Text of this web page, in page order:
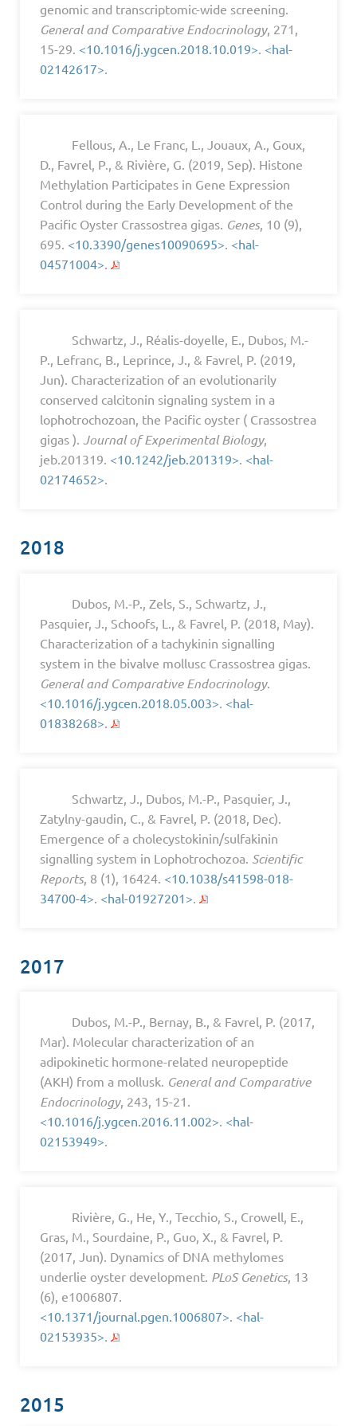
genomic and transcriptomic-wide screening.
General and Comparative Endocrinology, 271,
15-29. <10.1016/j.ygcen.2018.10.019>. <hal-
02142617>.
Fellous, A., Le Franc, L., Jouaux, A., Goux,
D., Favrel, P., & Rivière, G. (2019, Sep). Histone
Methylation Participates in Gene Expression
Control during the Early Development of the
Pacific Oyster Crassostrea gigas. Genes, 10 (9),
695. <10.3390/genes10090695>. <hal-
04571004>.
Schwartz, J., Réalis-doyelle, E., Dubos, M.-
P., Lefranc, B., Leprince, J., & Favrel, P. (2019,
Jun). Characterization of an evolutionarily
conserved calcitonin signaling system in a
lophotrochozoan, the Pacific oyster ( Crassostrea
gigas ). Journal of Experimental Biology,
jeb.201319. <10.1242/jeb.201319>. <hal-
02174652>.
2018
Dubos, M.-P., Zels, S., Schwartz, J.,
Pasquier, J., Schoofs, L., & Favrel, P. (2018, May).
Characterization of a tachykinin signalling
system in the bivalve mollusc Crassostrea gigas.
General and Comparative Endocrinology.
<10.1016/j.ygcen.2018.05.003> <hal-
01838268>
Schwartz, J., Dubos, M.-P., Pasquier, J.,
Zatylny-gaudin, C., & Favrel, P. (2018, Dec).
Emergence of a cholecystokinin/sulfakinin
signalling system in Lophotrochozoa. Scientific
Reports, 8 (1), 16424. <10.1038/s41598-018-
34700-4> <hal-01927201>
2017
Dubos, M.-P., Bernay, B., & Favrel, P. (2017,
Mar). Molecular characterization of an
adipokinetic hormone-related neuropeptide
(AKH) from a mollusk. General and Comparative
Endocrinology, 243, 15-21.
<10.1016/j.ygcen.2016.11.002> <hal-
02153949>
Rivière, G., He, Y., Tecchio, S., Crowell, E.,
Gras, M., Sourdaine, P., Guo, X., & Favrel, P.
(2017, Jun). Dynamics of DNA methylomes
underlie oyster development. PLoS Genetics, 13
(6), e1006807.
<10.1371/journal.pgen.1006807> <hal-
02153935>
2015